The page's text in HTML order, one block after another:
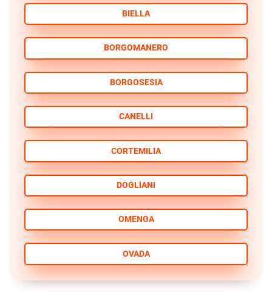
BIELLA
BORGOMANERO
BORGOSESIA
CANELLI
CORTEMILIA
DOGLIANI
OMENGA
OVADA